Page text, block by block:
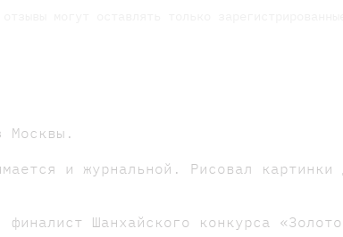
Москвы.
и журнальной. Рисовал
финалист Шанхайского конкурса